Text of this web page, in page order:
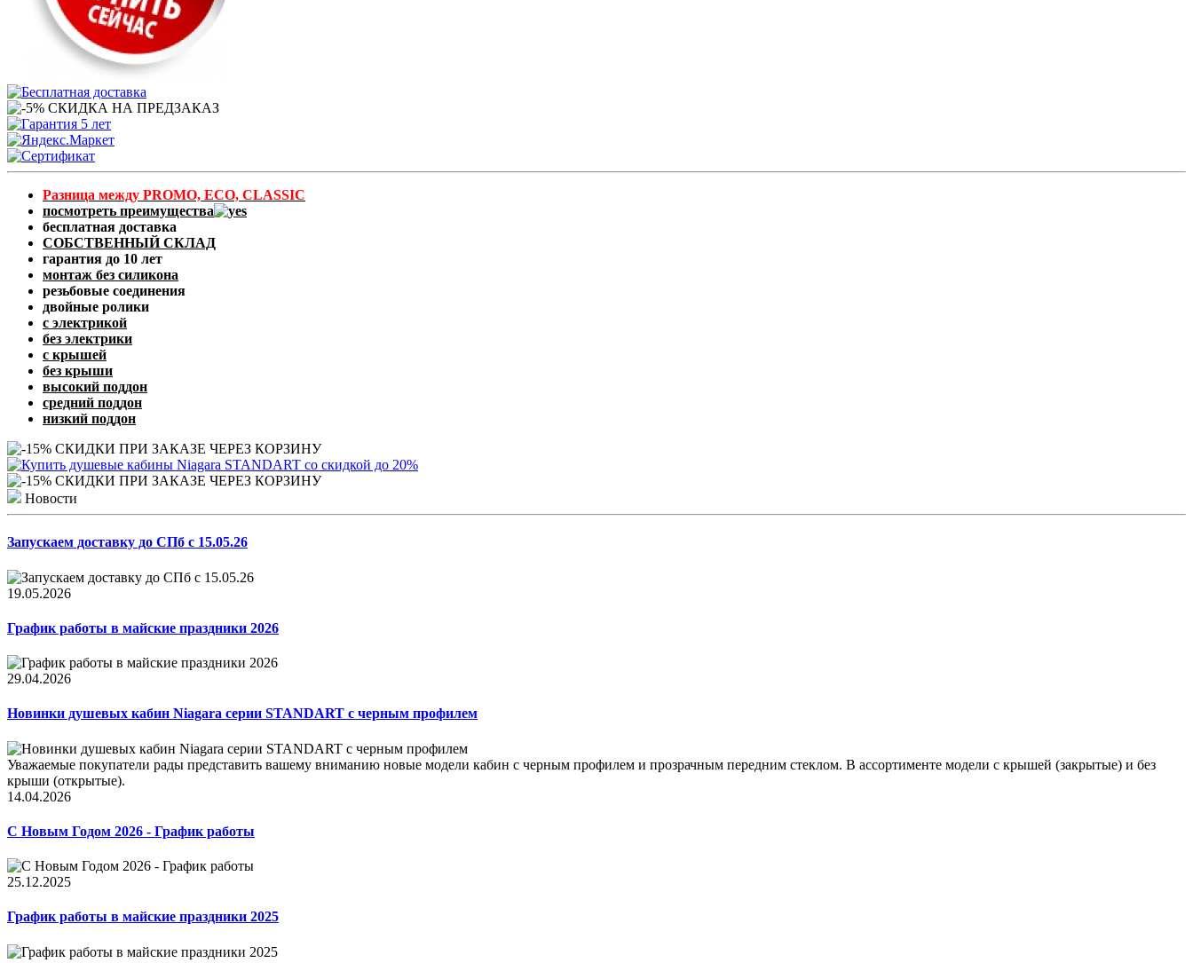
Разница между PROMO, ECO, CLASSIC
посмотреть преимущества
бесплатная доставка
СОБСТВЕННЫЙ СКЛАД
гарантия до 10 лет
монтаж без силикона
резьбовые соединения
двойные ролики
с электрикой
без электрики
с крышей
без крыши
высокий поддон
средний поддон
низкий поддон
Новости
Запускаем доставку до СПб с 15.05.26
19.05.2026
График работы в майские праздники 2026
29.04.2026
Новинки душевых кабин Niagara серии STANDART с черным профилем
Уважаемые покупатели рады представить вашему вниманию новые модели кабин с черным профилем и прозрачным передним стеклом. В ассортименте модели с крышей (закрытые) и без
крыши (открытые).
14.04.2026
С Новым Годом 2026 - График работы
25.12.2025
График работы в майские праздники 2025